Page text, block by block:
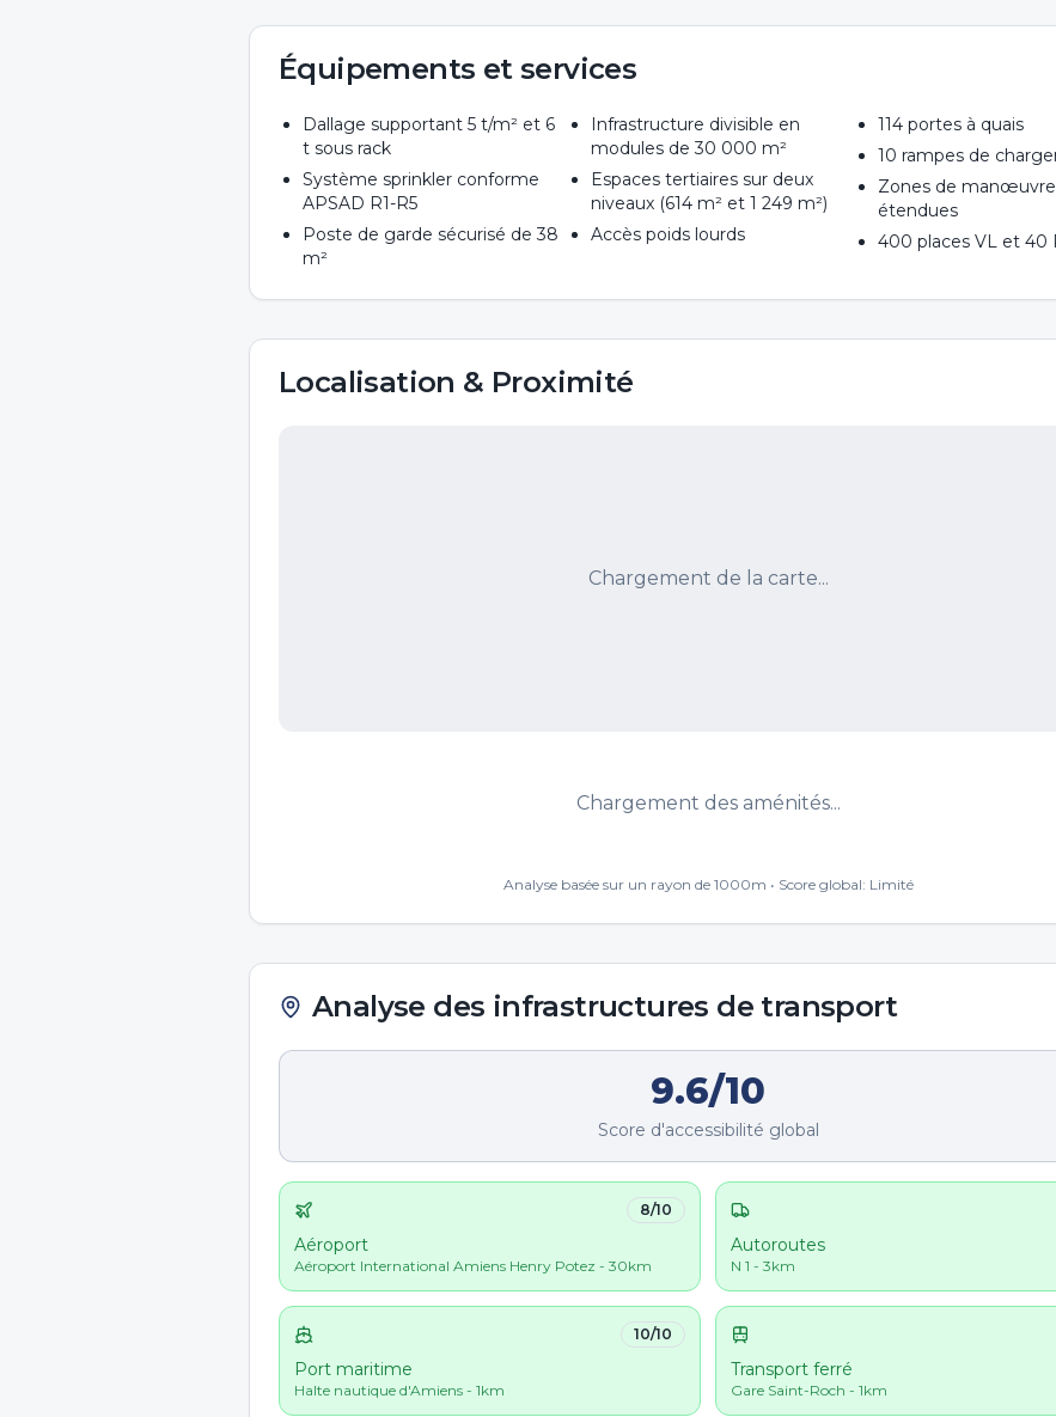
Équipements et services
Dallage supportant 5 t/m² et 6
t sous rack
Système sprinkler conforme
APSAD R1-R5
Poste de garde sécurisé de 38
m²
Infrastructure divisible en
modules de 30 000 m²
Espaces tertiaires sur deux
niveaux (614 m² et 1 249 m²)
Accès poids lourds
114 portes à quais
10 rampes de
Zones de manœuvre
étendues
400 places VL et 40
Localisation & Proximité
Chargement de la carte...
Chargement des aménités...
Analyse basée sur un rayon de 1000m • Score global: Limité
Analyse des infrastructures de transport
9.6/10
Score d'accessibilité global
8/10
Aéroport
Aéroport International Amiens Henry Potez - 30km
Autoroutes
N 1 - 3km
10/10
Port maritime
Halte nautique d'Amiens - 1km
Transport ferré
Gare Saint-Roch - 1km